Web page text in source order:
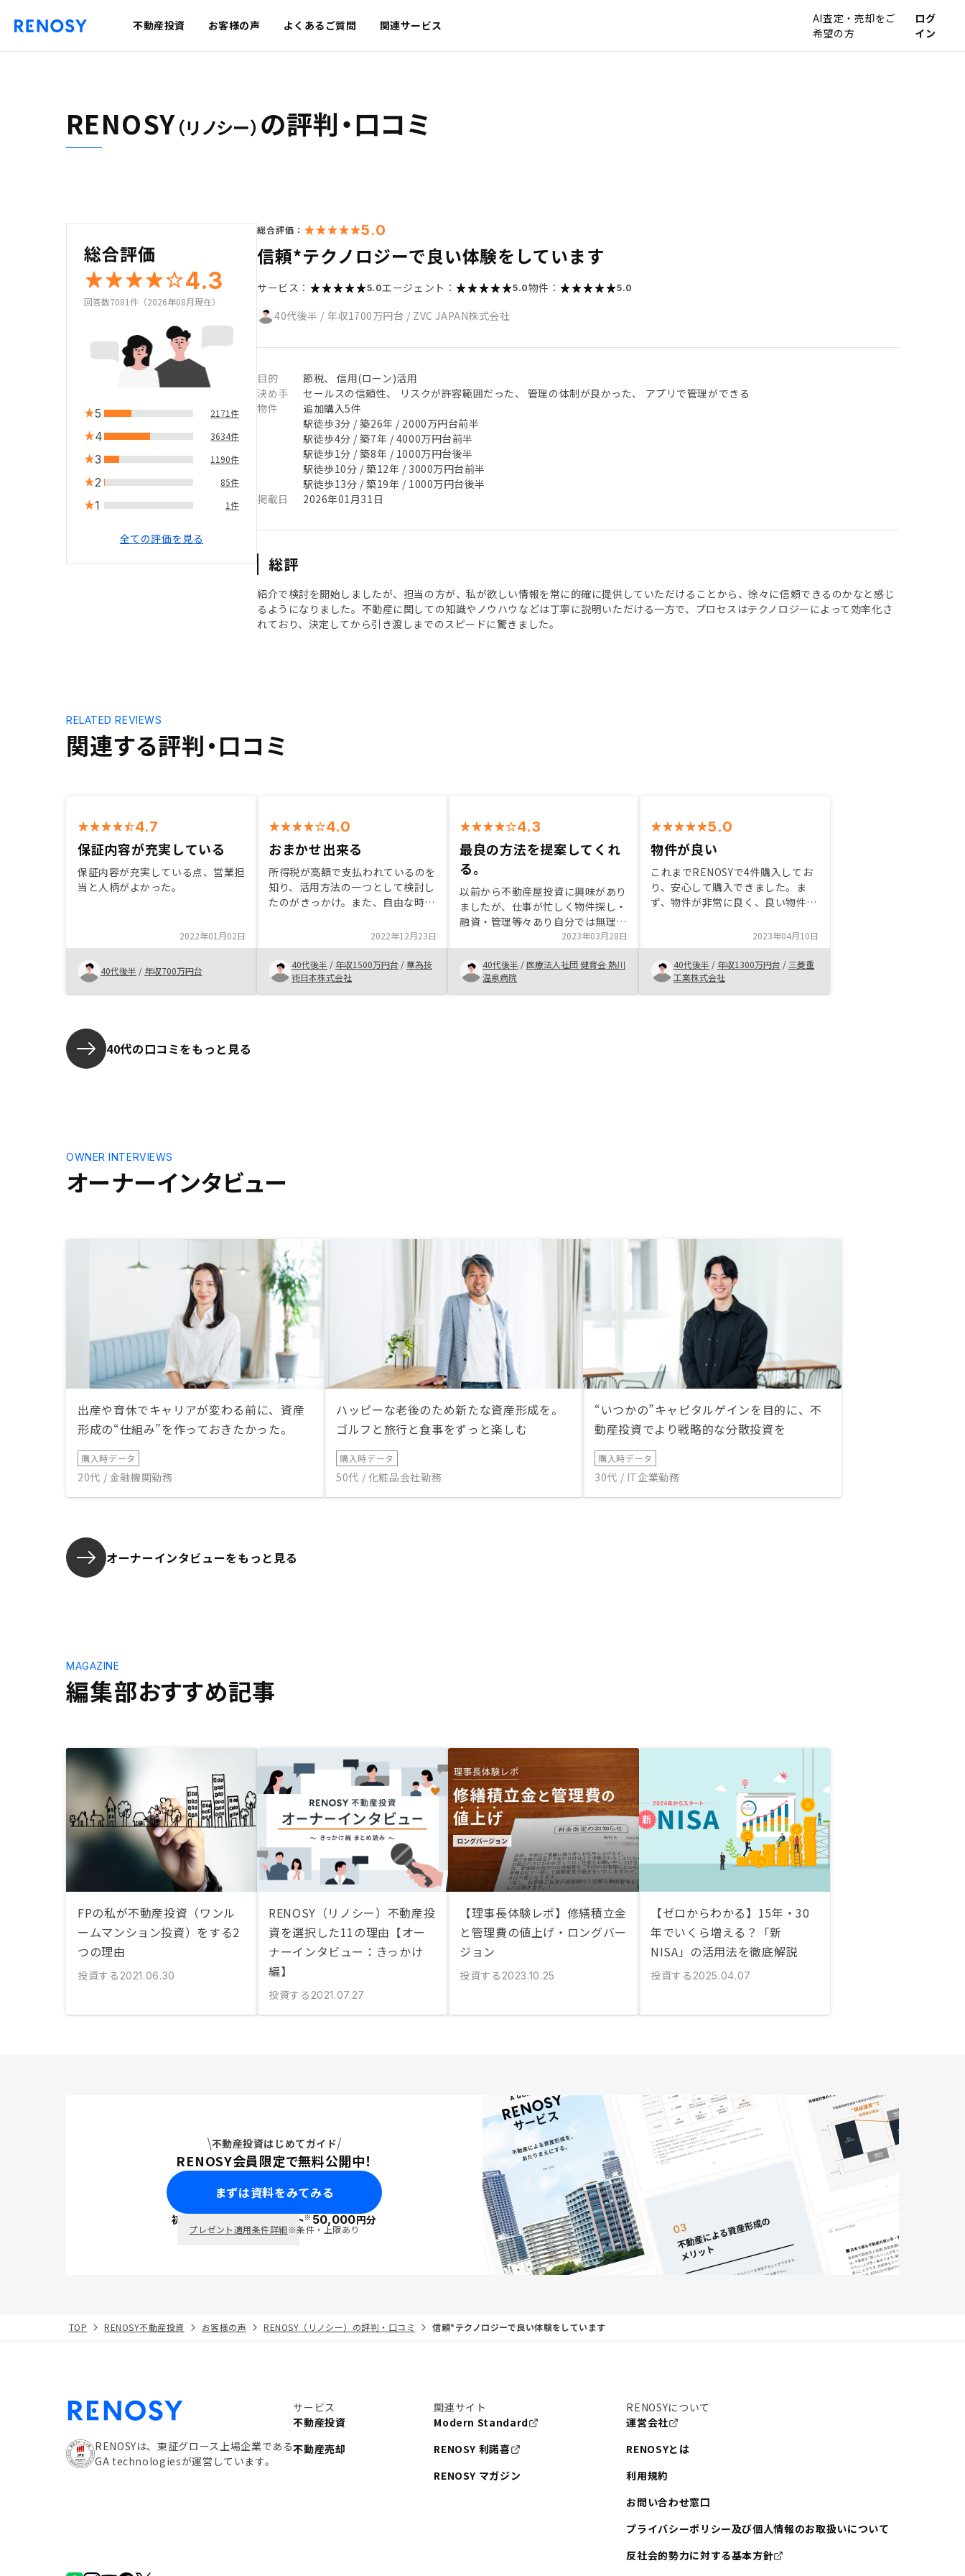
不動産投資 お客様の声 よくあるご質問 関連サービス
AI査定・売却をご
希望の方
ログ
イン
RENOSY（リノシー） の評判・口コミ
総合評価
4.3
回答数7081件（2026年08月現在）
5 2171件
4 3634件
3 1190件
2 85件
1 1件
全ての評価を見る
総合評価： 5.0
信頼*テクノロジーで良い体験をしています
サービス： 5.0エージェント： 5.0物件： 5.0
40代後半 / 年収1700万円台 / ZVC JAPAN株式会社
目的
節税、 信用(ローン)活用
決め手
セールスの信頼性、 リスクが許容範囲だった、 管理の体制が良かった、 アプリで管理ができる
物件
追加購入5件
駅徒歩3分 / 築26年 / 2000万円台前半
駅徒歩4分 / 築7年 / 4000万円台前半
駅徒歩1分 / 築8年 / 1000万円台後半
駅徒歩10分 / 築12年 / 3000万円台前半
駅徒歩13分 / 築19年 / 1000万円台後半
掲載日
2026年01月31日
総評
紹介で検討を開始しましたが、担当の方が、私が欲しい情報を常に的確に提供していただけることから、徐々に信頼できるのかなと感じ
るようになりました。不動産に関しての知識やノウハウなどは丁寧に説明いただける一方で、プロセスはテクノロジーによって効率化さ
れており、決定してから引き渡しまでのスピードに驚きました。
関連する評判・口コミ
RELATED REVIEWS
4.7
保証内容が充実している
保証内容が充実している点、営業担
当と人柄がよかった。
2022年01月02日
40代後半 / 年収700万円台
4.0
おまかせ出来る
所得税が高額で支払われているのを
知り、活用方法の一つとして検討し
たのがきっかけ。また、自由な時間
選んで決められるのが魅力です。諸
経費もローンに入れられる銀行を斡
旋してくれるのも嬉しい
2022年12月23日
40代後半 / 年収1500万円台 /華為技
術日本株式会社
4.3
最良の方法を提案してくれ
る。
以前から不動産屋投資に興味があり
ましたが、仕事が忙しく物件探し・
融資・管理等々あり自分では無理と
思っていました。しかし色々調べて
去年、他社で新築一棟を購入しよう
かと検討したものの家庭の事情で断
念していました。 今年再びチャレ
ンジしようと資料集めした際に
2023年03月28日
40代後半 /医療法人社団 健育会 熱川
温泉病院
5.0
物件が良い
これまでRENOSYで4件購入してお
り、安心して購入できました。ま
ず、物件が非常に良く、良い物件を
に感謝です。また、営業をサポート
する方々も誠実な対応をしていただ
き、安心して任せることができま
す。
2023年04月10日
40代後半 / 年収1300万円台 / 三菱重
工業株式会社
40代の口コミをもっと見る
オーナーインタビュー
OWNER INTERVIEWS
出産や育休でキャリアが変わる前に、資産
形成の“仕組み”を作っておきたかった。
購入時データ
20代 / 金融機関勤務
ハッピーな老後のため新たな資産形成を。
ゴルフと旅行と食事をずっと楽しむ
購入時データ
50代 / 化粧品会社勤務
“いつかの”キャピタルゲインを目的に、不
動産投資でより戦略的な分散投資を
購入時データ
30代 / IT企業勤務
オーナーインタビューをもっと見る
編集部おすすめ記事
MAGAZINE
FPの私が不動産投資（ワンル
ームマンション投資）をする2
つの理由
投資する 2021.06.30
RENOSY（リノシー）不動産投
資を選択した11の理由【オー
ナーインタビュー：きっかけ
編】
投資する 2021.07.27
【理事長体験レポ】修繕積立金
と管理費の値上げ・ロングバー
ジョン
投資する 2023.10.25
【ゼロからわかる】15年・30
年でいくら増える？「新
NISA」の活用法を徹底解説
投資する 2025.04.07
不動産投資はじめてガイド
RENOSY会員限定で無料公開中！
まずは資料をみてみる
初回面談で ポイント※50,000円分
プレゼント適用条件詳細※条件・上限あり
TOP RENOSY不動産投資 お客様の声 RENOSY（リノシー）の評判・口コミ 信頼*テクノロジーで良い体験をしています
RENOSYは、東証グロース上場企業である
GA technologiesが運営しています。
サービス
不動産投資
不動産売却
関連サイト
Modern Standard
RENOSY 利諾喜
RENOSY マガジン
RENOSYについて
運営会社
RENOSYとは
利用規約
お問い合わせ窓口
プライバシーポリシー及び個人情報のお取扱いについて
反社会的勢力に対する基本方針